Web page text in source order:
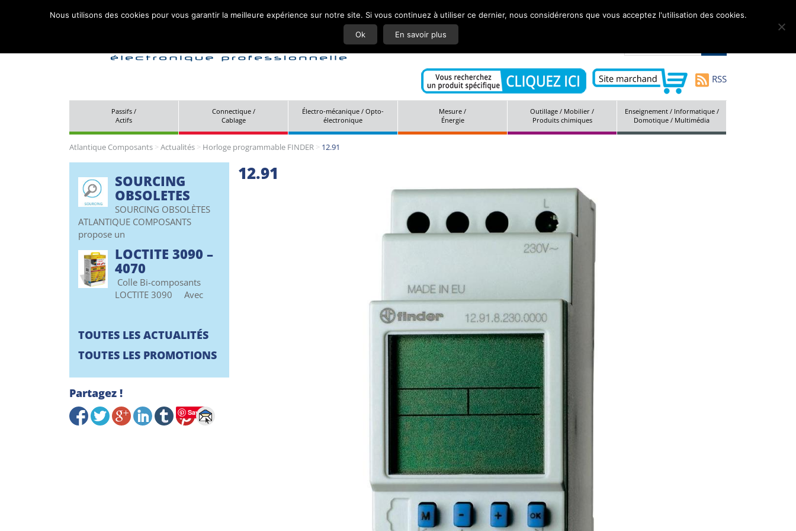
Actualités Marques Société Contact Plan du site
RSS
Passifs /
Actifs
Connectique /
Cablage
Électro-mécanique / Opto-
électronique
Mesure /
Énergie
Outillage / Mobilier /
Produits chimiques
Enseignement / Informatique /
Domotique / Multimédia
Atlantique Composants > Actualités > Horloge programmable FINDER > 12.91
12.91
SOURCING
OBSOLETES
SOURCING OBSOLÈTES
ATLANTIQUE COMPOSANTS
propose un
LOCTITE 3090 –
4070
Colle Bi-composants
LOCTITE 3090 Avec
TOUTES LES ACTUALITÉS
TOUTES LES PROMOTIONS
Partagez !
Save
Nous utilisons des cookies pour vous garantir la meilleure expérience sur notre site. Si vous continuez à utiliser ce dernier, nous considérerons que vous acceptez l'utilisation des cookies.
Ok En savoir plus